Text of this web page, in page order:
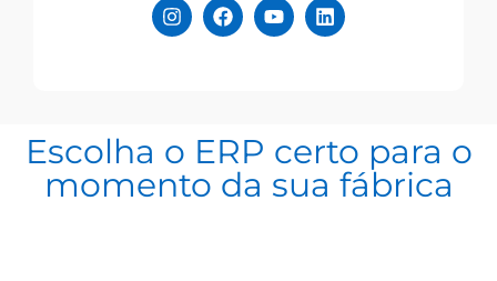
Escolha o ERP certo para o
momento da sua fábrica